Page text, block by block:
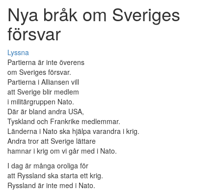
Nya bråk om Sveriges
försvar
Lyssna
Partierna är inte överens
om Sveriges försvar.
Partierna i Alliansen vill
att Sverige blir medlem
i militärgruppen Nato.
Där är bland andra USA,
Tyskland och Frankrike medlemmar.
Länderna i Nato ska hjälpa varandra i krig.
Andra tror att Sverige lättare
hamnar i krig om vi går med i Nato.
I dag är många oroliga för
att Ryssland ska starta ett krig.
Ryssland är inte med i Nato.